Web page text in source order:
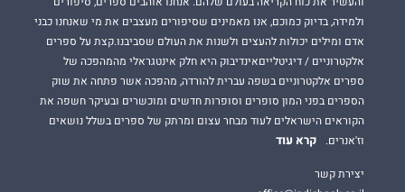
ולמידה, בדיוק כמוכם, אנו מאמינים שסיפורים מעצבים את מי שאנחנו כבני
אדם ומילים יכולות להעצים ולשנות את העולם שסביבנו.קצת על ספרים
אלקטרוניים / דיגיטלייםאינדיבוק היא חלק אינטגראלי מהמהפכה של
ספרים אלקטרוניים בשפה עברית להורדה, מהפכה אשר פתחה את שוק
הספרים בפני המון סופרים וסופרות חדשים ומוכשרים ובעיקר חשפה את
הקוראים הישראלים לעוד מבחר עצום ומרתק של ספרים בשלל נושאים
וז'אנרים.
קרא עוד
יצירת קשר